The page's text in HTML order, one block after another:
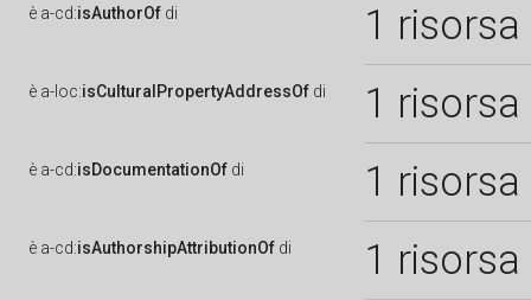
è a-cd:isAuthorOf di 1 risorsa
è a-loc:isCulturalPropertyAddressOf di 1 risorsa
è a-cd:isDocumentationOf di 1 risorsa
è a-cd:isAuthorshipAttributionOf di 1 risorsa